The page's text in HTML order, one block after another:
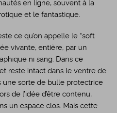
en ligne, souvent à la
et le fantastique.
ce qu’on appelle le “soft
vivante, entière, par un
ni sang. Dans ce
reste intact dans le ventre de
une sorte de bulle protectrice
de l’idée d’être contenu,
un espace clos. Mais cette